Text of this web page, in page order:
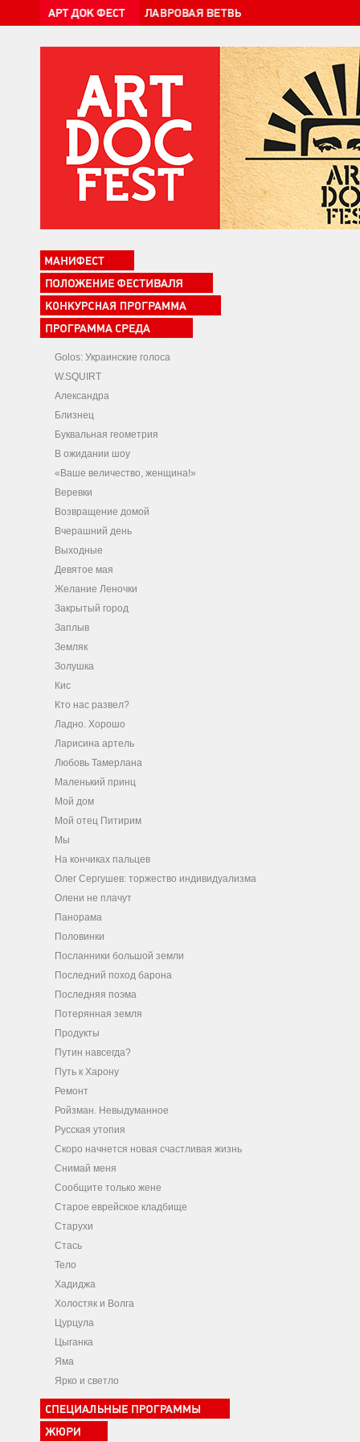
Golos: Украинские голоса
W.SQUIRT
Александра
Близнец
Буквальная геометрия
В ожидании шоу
«Ваше величество, женщина!»
Веревки
Возвращение домой
Вчерашний день
Выходные
Девятое мая
Желание Леночки
Закрытый город
Заплыв
Земляк
Золушка
Кис
Кто нас развел?
Ладно. Хорошо
Ларисина артель
Любовь Тамерлана
Маленький принц
Мой дом
Мой отец Питирим
Мы
На кончиках пальцев
Олег Сергушев: торжество индивидуализма
Олени не плачут
Панорама
Половинки
Посланники большой земли
Последний поход барона
Последняя поэма
Потерянная земля
Продукты
Путин навсегда?
Путь к Харону
Ремонт
Ройзман. Невыдуманное
Русская утопия
Скоро начнется новая счастливая жизнь
Снимай меня
Сообщите только жене
Старое еврейское кладбище
Старухи
Стась
Тело
Хадиджа
Холостяк и Волга
Цурцула
Цыганка
Яма
Ярко и светло